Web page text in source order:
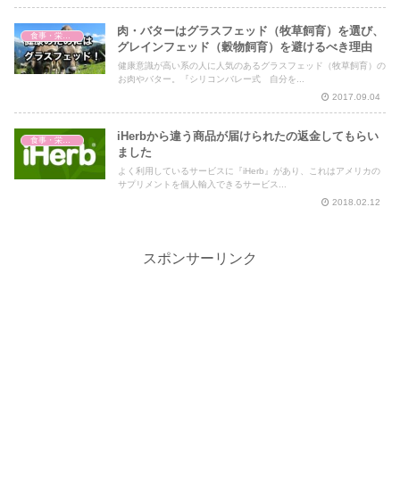
肉・バターはグラスフェッド（牧草飼育）を選び、
グレインフェッド（穀物飼育）を避けるべき理由
健康意識が高い系の人に人気のあるグラスフェッド（牧草飼育）の
お肉やバター。『シリコンバレー式 自分を...
2017.09.04
食事・栄養・サプリ
iHerbから違う商品が届けられたの返金してもらい
ました
よく利用しているサービスに『iHerb』があり、これはアメリカの
サプリメントを個人輸入できるサービス...
2018.02.12
スポンサーリンク